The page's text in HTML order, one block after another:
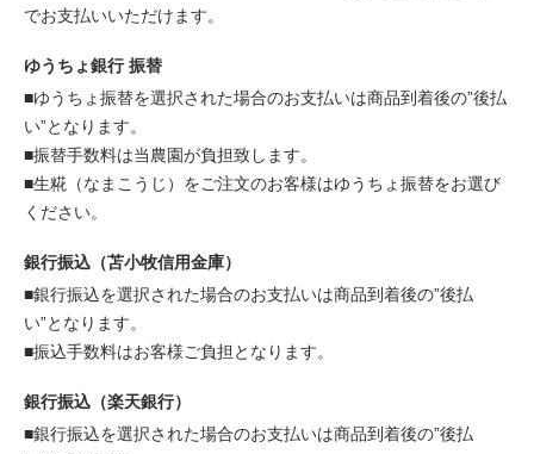
でお支払いいただけます。
ゆうちょ銀行 振替
■ゆうちょ振替を選択された場合のお支払いは商品到着後の”後払
い”となります。
■振替手数料は当農園が負担致します。
■生糀（なまこうじ）をご注文のお客様はゆうちょ振替をお選び
ください。
銀行振込（苫小牧信用金庫）
■銀行振込を選択された場合のお支払いは商品到着後の”後払
い”となります。
■振込手数料はお客様ご負担となります。
銀行振込（楽天銀行）
■銀行振込を選択された場合のお支払いは商品到着後の”後払